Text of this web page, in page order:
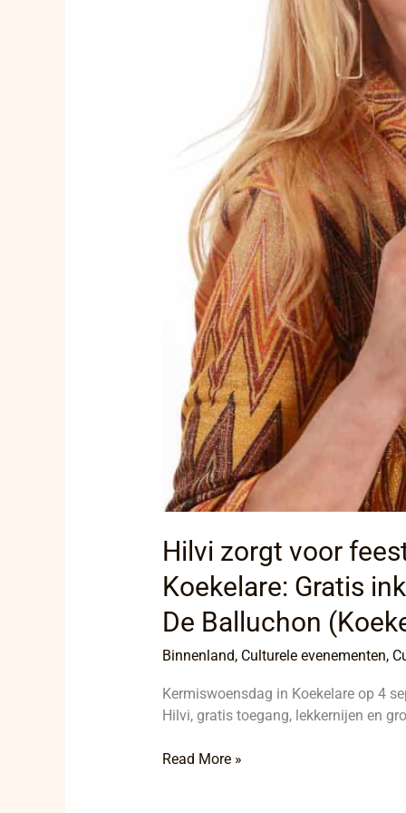
Hilvi zorgt voor
Koekelare: Gratis
De Balluchon
Binnenland, Culturele evenementen,
Kermiswoensdag in Koekelare op 4
Hilvi, gratis toegang, lekkernijen en
Read More »